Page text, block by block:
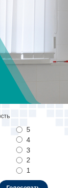
Варианты
5
4
3
2
1